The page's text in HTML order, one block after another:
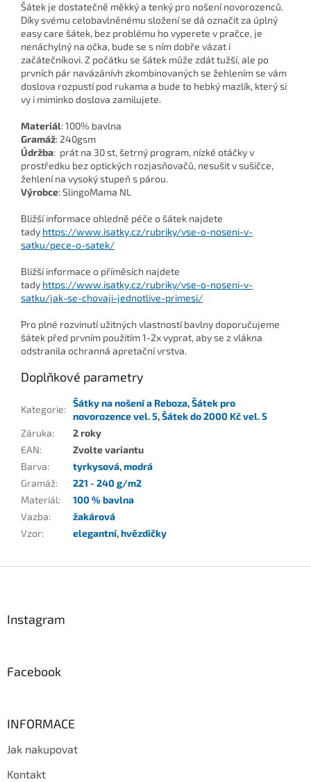
Šátek je dostatečně měkký a tenký pro nošení novorozenců.
Díky svému celobavlněnému složení se dá označit za úplný
easy care šátek, bez problému ho vyperete v pračce, je
nenáchylný na očka, bude se s ním dobře vázat i
začátečníkovi. Z počátku se šátek může zdát tužší, ale po
prvních pár navázánívh zkombinovaných se žehlením se vám
doslova rozpustí pod rukama a bude to hebký mazlík, který si
vy i miminko doslova zamilujete.
Materiál: 100% bavlna
Gramáž: 240gsm
Údržba: prát na 30 st, šetrný program, nízké otáčky v
prostředku bez optických rozjasňovačů, nesušit v sušičce,
žehlení na vysoký stupeň s párou.
Výrobce: SlingoMama NL
Bližší informace ohledně péče o šátek najdete
tady https://www.isatky.cz/rubriky/vse-o-noseni-v-
satku/pece-o-satek/
Bližší informace o příměsích najdete
tady https://www.isatky.cz/rubriky/vse-o-noseni-v-
satku/jak-se-chovaji-jednotlive-primesi/
Pro plné rozvinutí užitných vlastností bavlny doporučujeme
šátek před prvním použitím 1-2x vyprat, aby se z vlákna
odstranila ochranná apretační vrstva.
Doplňkové parametry
Kategorie:
Šátky na nošení a Reboza,Šátek pro
novorozence vel. 5,Šátek do 2000 Kč vel. 5
Záruka:
2 roky
EAN:
Zvolte variantu
Barva: tyrkysová,modrá
Gramáž:
221 - 240 g/m2
Materiál:
100 % bavlna
Vazba:
žakárová
Vzor: elegantní,hvězdičky
Instagram
Facebook
INFORMACE
Jak nakupovat
Kontakt